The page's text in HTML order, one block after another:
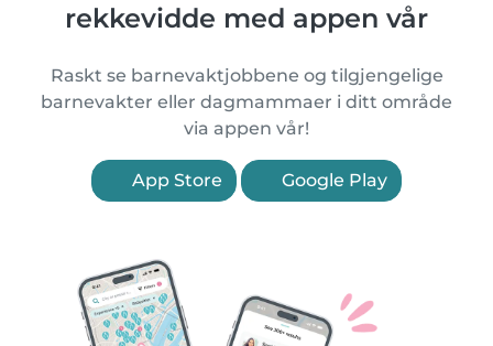
rekkevidde med appen vår
Raskt se barnevaktjobbene og tilgjengelige
barnevakter eller dagmammaer i ditt område
via appen vår!
App Store Google Play